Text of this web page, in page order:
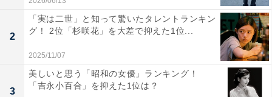
2
「実は二世」と知って驚いたタレントランキン
グ！ 2位「杉咲花」を大差で抑えた1位...
2025/11/07
3
美しいと思う「昭和の女優」ランキング！
「吉永小百合」を抑えた1位は？